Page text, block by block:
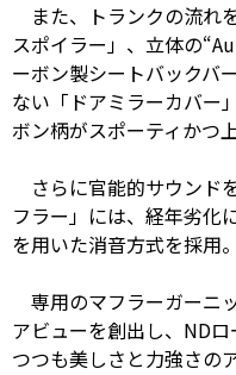
また、トランクの流れ
スポイラー」、立体の
ーボン製シートバックバ
ない「ドアミラーカバー
ボン柄がスポーティかつ
さらに官能的サウンド
フラー」には、経年劣化
を用いた消音方式を採用。
専用のマフラーガーニ
アビューを創出し、ND
つつも美しさと力強さの